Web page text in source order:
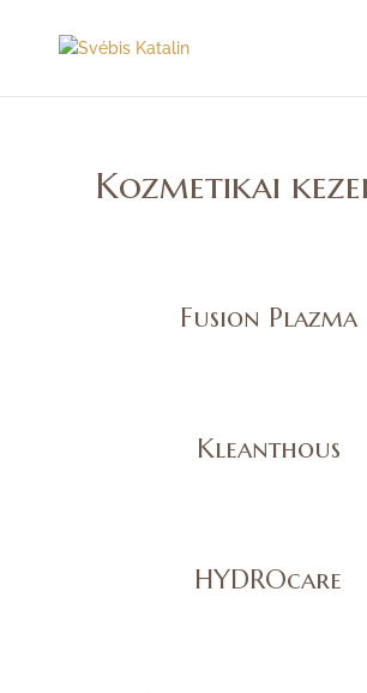
Kozmetikai
Fusion Plazma
Kleanthous
HYDROcare